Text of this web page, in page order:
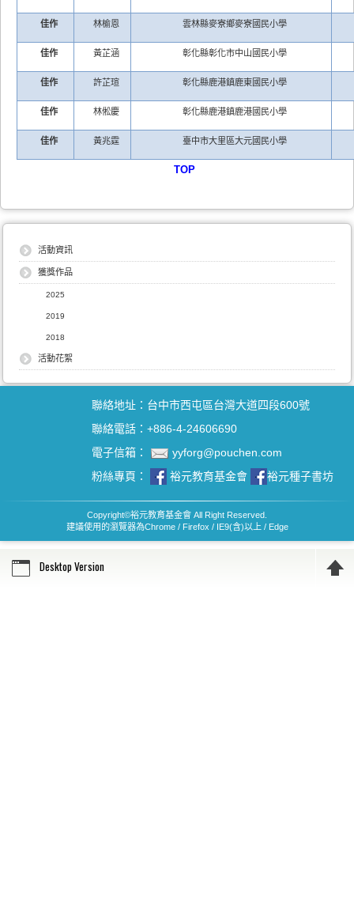
佳作 林榆恩 雲林縣麥寮鄉麥寮國民小學
佳作 黃芷涵 彰化縣彰化市中山國民小學
佳作 許芷瑄 彰化縣鹿港鎮鹿東國民小學
佳作 林倯慶 彰化縣鹿港鎮鹿港國民小學
佳作 黃兆霆 臺中市大里區大元國民小學
TOP
活動資訊
獲獎作品
2025
2019
2018
活動花絮
聯絡地址：台中市西屯區台灣大道四段600號
聯絡電話：+886-4-24606690
電子信箱：
yyforg@pouchen.com
粉絲專頁：
裕元教育基金會 裕元種子書坊
Copyright©裕元教育基金會 All Right Reserved.
建議使用的瀏覽器為Chrome / Firefox / IE9(含)以上 / Edge
Desktop Version